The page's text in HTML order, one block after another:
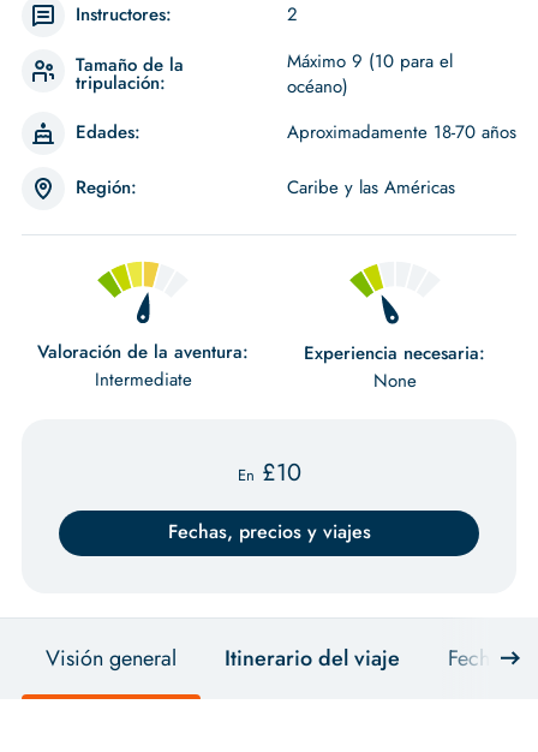
Instructores:
2
Tamaño de la
tripulación:
Máximo 9 (10 para el
océano)
Edades:
Aproximadamente 18-70 años
Región: Caribe y las Américas
Valoración de la aventura:
Intermediate
Experiencia necesaria:
None
En £10
Fechas, precios y viajes
Visión general Itinerario del viaje Fechas,